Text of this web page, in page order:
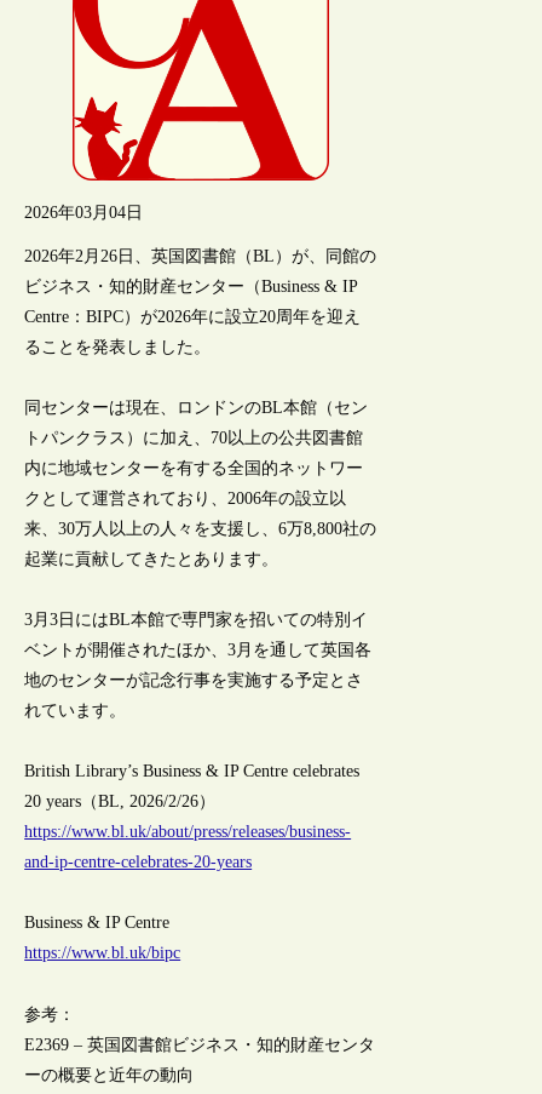
2026年03月04日
2026年2月26日、英国図書館（BL）が、同館の
ビジネス・知的財産センター（Business & IP
Centre：BIPC）が2026年に設立20周年を迎え
ることを発表しました。
同センターは現在、ロンドンのBL本館（セン
トパンクラス）に加え、70以上の公共図書館
内に地域センターを有する全国的ネットワー
クとして運営されており、2006年の設立以
来、30万人以上の人々を支援し、6万8,800社の
起業に貢献してきたとあります。
3月3日にはBL本館で専門家を招いての特別イ
ベントが開催されたほか、3月を通して英国各
地のセンターが記念行事を実施する予定とさ
れています。
British Library’s Business & IP Centre celebrates
20 years（BL, 2026/2/26）
https://www.bl.uk/about/press/releases/business-
and-ip-centre-celebrates-20-years
Business & IP Centre
https://www.bl.uk/bipc
参考：
E2369 – 英国図書館ビジネス・知的財産センタ
ーの概要と近年の動向